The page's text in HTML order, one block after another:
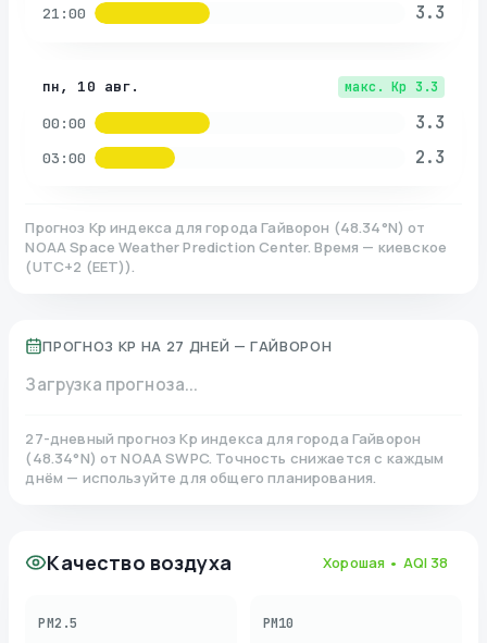
21:00 3.3
пн, 10 авг. макс. Kp 3.3
00:00 3.3
03:00 2.3
Прогноз Kp индекса для города Гайворон (48.34°N)от
NOAA Space Weather Prediction Center. Время — киевское
(UTC+2 (EET)).
ПРОГНОЗ KP НА 27 ДНЕЙ — ГАЙВОРОН
Загрузка прогноза...
27-дневный прогноз Kp индекса для города Гайворон
(48.34°N)от NOAA SWPC. Точность снижается с каждым
днём — используйте для общего планирования.
Качество воздуха Хорошая • AQI 38
PM2.5 PM10